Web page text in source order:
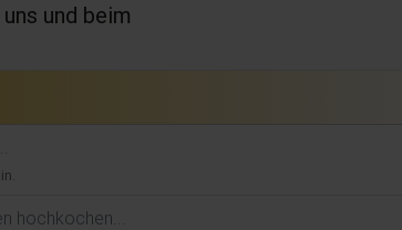
und beim
hochkochen...